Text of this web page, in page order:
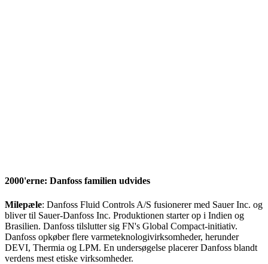
2000'erne: Danfoss familien udvides
Milepæle: Danfoss Fluid Controls A/S fusionerer med Sauer Inc. og
bliver til Sauer-Danfoss Inc. Produktionen starter op i Indien og
Brasilien. Danfoss tilslutter sig FN's Global Compact-initiativ.
Danfoss opkøber flere varmeteknologivirksomheder, herunder
DEVI, Thermia og LPM. En undersøgelse placerer Danfoss blandt
verdens mest etiske virksomheder.